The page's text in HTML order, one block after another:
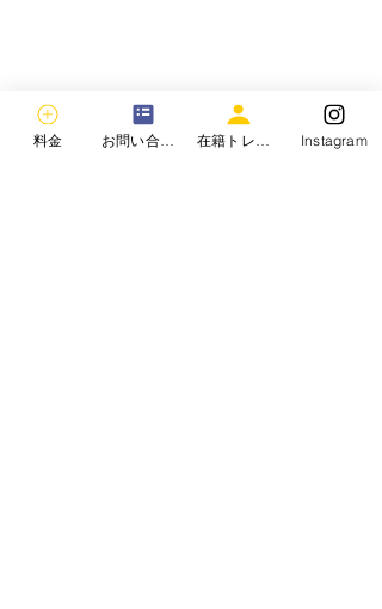
料金 お問い合わせ Instagram